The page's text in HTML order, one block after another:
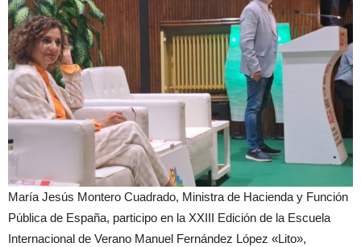
María Jesús Montero Cuadrado, Ministra de Hacienda y Función
Pública de España, participo en la XXIII Edición de la Escuela
Internacional de Verano Manuel Fernández López «Lito»,